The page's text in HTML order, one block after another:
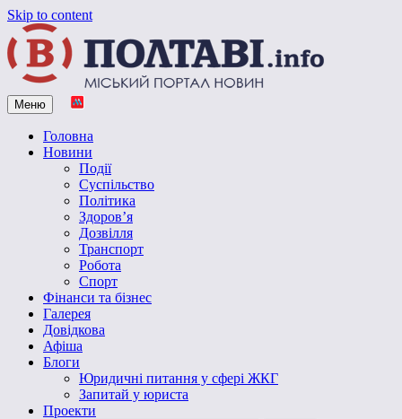
Skip to content
Vpoltave.info
Полтавський портал новин
Меню
Головна
Новини
Події
Суспільство
Політика
Здоров’я
Дозвілля
Транспорт
Робота
Спорт
Фінанси та бізнес
Галерея
Довідкова
Афіша
Блоги
Юридичні питання у сфері ЖКГ
Запитай у юриста
Проекти